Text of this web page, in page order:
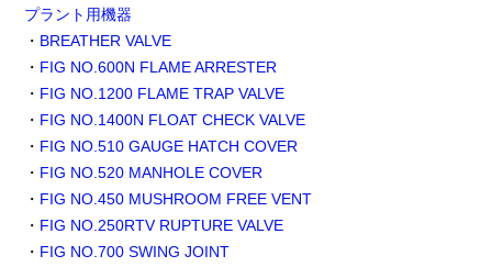
プラント用機器
・ BREATHER VALVE
・ FIG NO.600N FLAME ARRESTER
・ FIG NO.1200 FLAME TRAP VALVE
・ FIG NO.1400N FLOAT CHECK VALVE
・ FIG NO.510 GAUGE HATCH COVER
・ FIG NO.520 MANHOLE COVER
・ FIG NO.450 MUSHROOM FREE VENT
・ FIG NO.250RTV RUPTURE VALVE
・ FIG NO.700 SWING JOINT